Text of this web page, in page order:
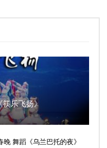
乐飞扬》
舞蹈《乌兰巴托的夜》